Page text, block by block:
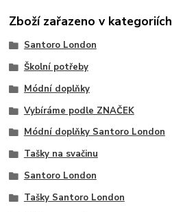
Zboží zařazeno v kategoriích
Santoro London
Školní potřeby
Módní doplňky
Vybíráme podle ZNAČEK
Módní doplňky Santoro London
Tašky na svačinu
Santoro London
Tašky Santoro London